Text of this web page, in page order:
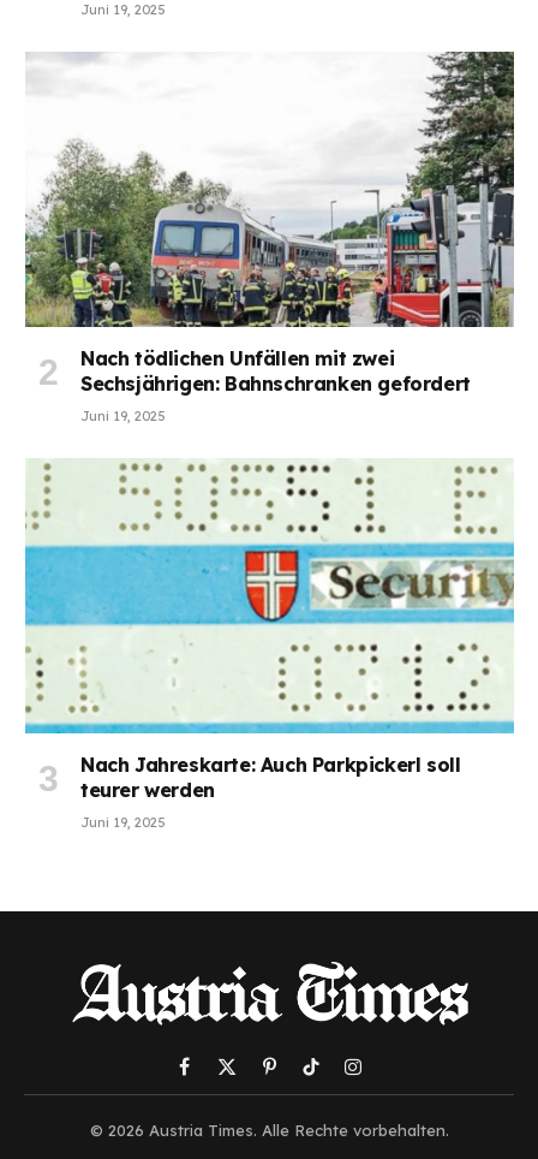
Juni 19, 2025
Nach tödlichen Unfällen mit zwei
Sechsjährigen: Bahnschranken gefordert
Juni 19, 2025
Nach Jahreskarte: Auch Parkpickerl soll
teurer werden
Juni 19, 2025
Facebook
X
PinterestTikTokInstagram
© 2026 Austria Times. Alle Rechte vorbehalten.